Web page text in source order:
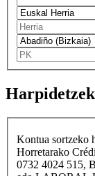
Kontua sortzeko
Horretarako
0732 4024 515,